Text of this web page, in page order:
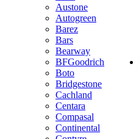
Austone
Autogreen
Barez
Bars
Bearway
BFGoodrich
Boto
Bridgestone
Cachland
Centara
Compasal
Continental